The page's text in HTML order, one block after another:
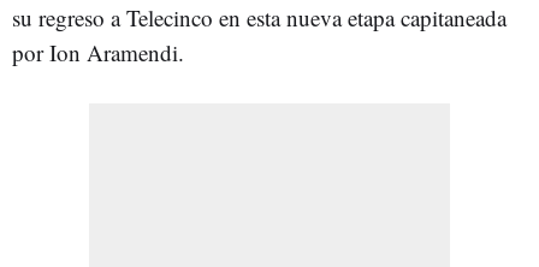
su regreso a Telecinco en esta nueva etapa capitaneada
por Ion Aramendi.